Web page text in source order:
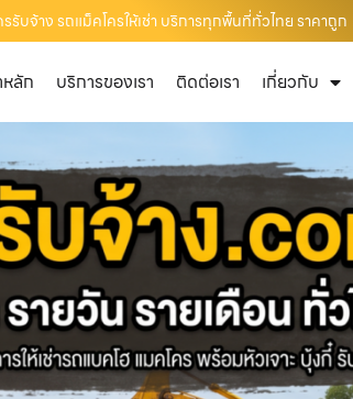
รับจ้าง รถแม็คโครให้เช่า บริการทุกพื้นที่ทั่วไทย ราคาถูก
ลัก บริการของเรา ติดต่อเรา เกี่ยวกับ